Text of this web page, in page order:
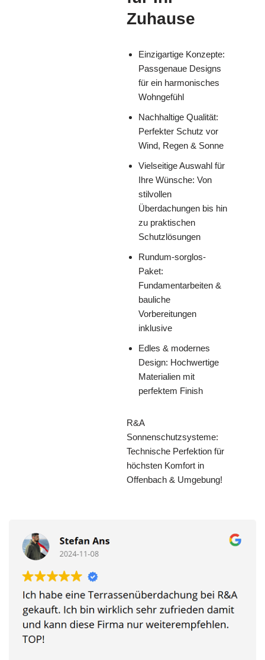
Zuhause
Einzigartige Konzepte:
Passgenaue Designs
für ein harmonisches
Wohngefühl
Nachhaltige Qualität:
Perfekter Schutz vor
Wind, Regen & Sonne
Vielseitige Auswahl für
Ihre Wünsche: Von
stilvollen
Überdachungen bis hin
zu praktischen
Schutzlösungen
Rundum-sorglos-
Paket:
Fundamentarbeiten &
bauliche
Vorbereitungen
inklusive
Edles & modernes
Design: Hochwertige
Materialien mit
perfektem Finish
R&A
Sonnenschutzsysteme:
Technische Perfektion für
höchsten Komfort in
Offenbach & Umgebung!